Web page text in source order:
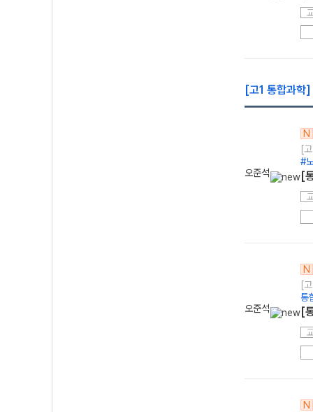
[고1 통합과학
오준석
N
[
#
[
오준석
N
[
통
[
N